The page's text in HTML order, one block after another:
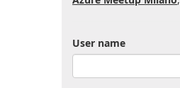
User name